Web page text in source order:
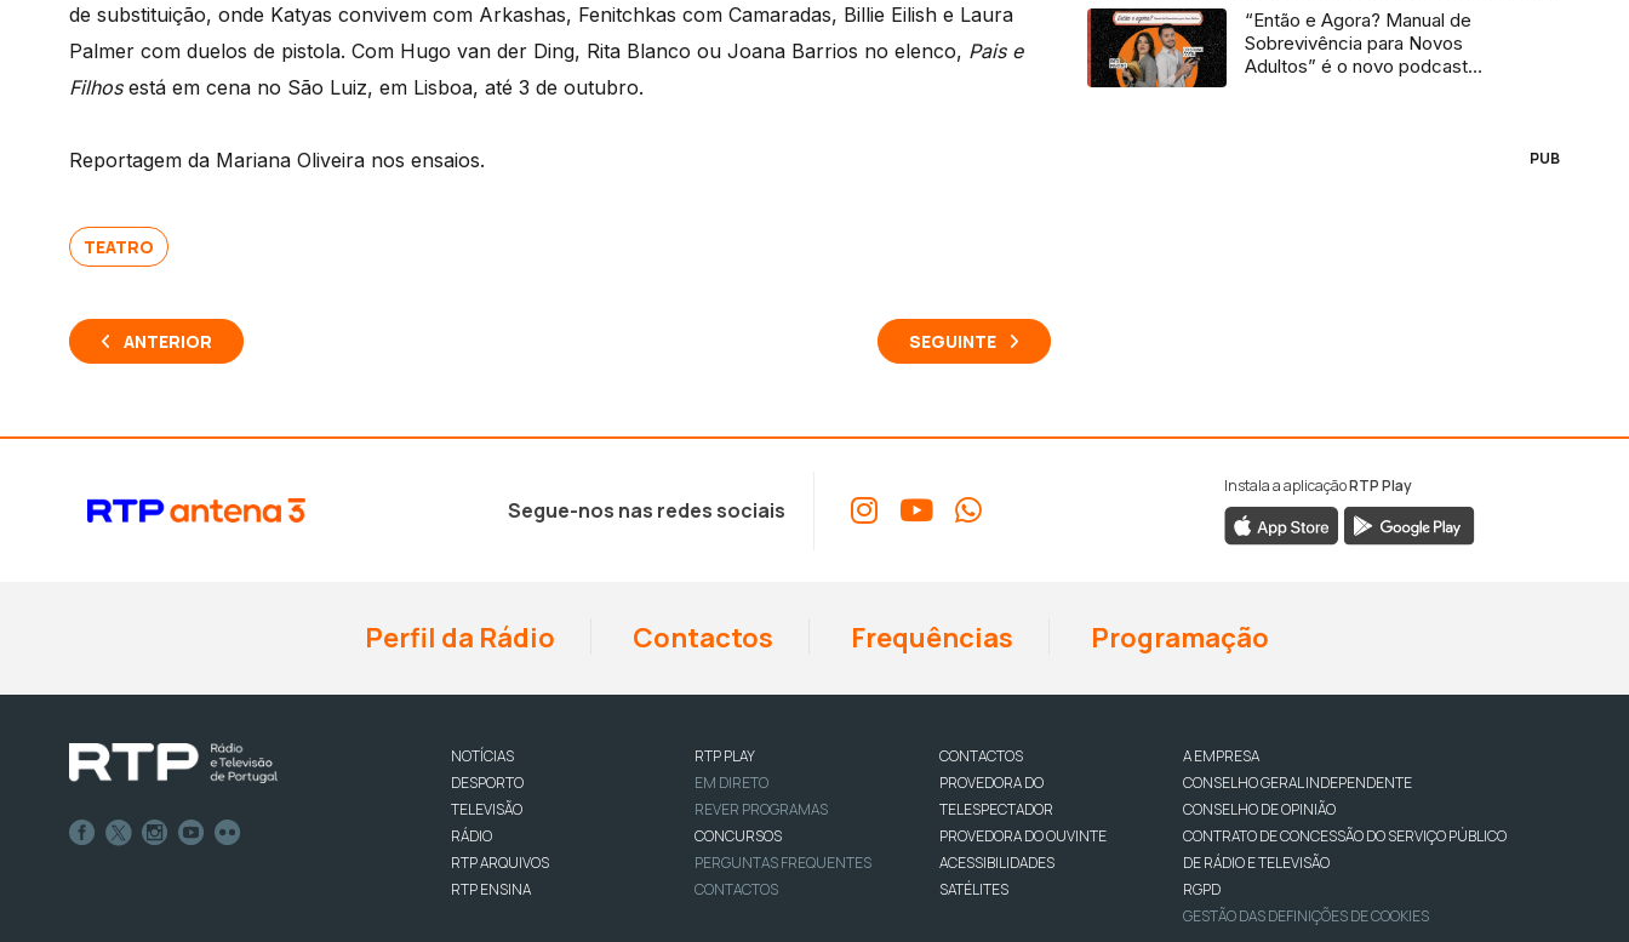
de substituição, onde Katyas convivem com Arkashas, Fenitchkas com Camaradas, Billie Eilish e Laura
Palmer com duelos de pistola. Com Hugo van der Ding, Rita Blanco ou Joana Barrios no elenco, Pais e
Filhosestá em cena no São Luiz, em Lisboa, até 3 de outubro.
Reportagem da Mariana Oliveira nos ensaios.
TEATRO
ANTERIOR SEGUINTE
“Então e Agora? Manual de
Sobrevivência para Novos
Adultos” é o novo podcast
PUB
Segue-nos nas redes sociais
Instala a aplicaçãoRTP Play
Perfil da Rádio Contactos Frequências Programação
NOTÍCIAS
DESPORTO
TELEVISÃO
RÁDIO
RTP ARQUIVOS
RTP ENSINA
RTP PLAY
EM DIRETO
REVER PROGRAMAS
CONCURSOS
PERGUNTAS FREQUENTES
CONTACTOS
CONTACTOS
PROVEDORA DO
TELESPECTADOR
PROVEDORA DO OUVINTE
ACESSIBILIDADES
SATÉLITES
A EMPRESA
CONSELHO GERAL INDEPENDENTE
CONSELHO DE OPINIÃO
CONTRATO DE CONCESSÃO DO SERVIÇO PÚBLICO
DE RÁDIO E TELEVISÃO
RGPD
GESTÃO DAS DEFINIÇÕES DE COOKIES